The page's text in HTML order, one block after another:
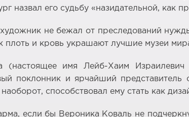
назвал его судьбу «назидательной, как
не бежал от преследований
плоть и кровь украшают лучшие музеи
имя Лейб-Хаим Израилевич
поклонник и ярчайший представитель
способствовал ему стать как
если бы Вероника Коваль не